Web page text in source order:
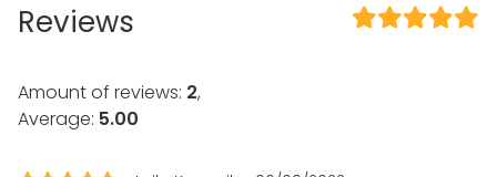
Event types
Wedding
Spa / Wellness / Sauna
Dinner / Lunch
Reviews
Amount of reviews: 2,
Average: 5.00